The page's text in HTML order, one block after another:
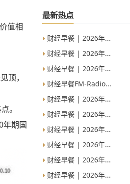
值相
顶，
。
年期国
最新热点
财经早餐 | 2026年...
财经早餐 | 2026年...
财经早餐 | 2026年...
财经早餐FM-Radio...
财经早餐 | 2026年...
财经早餐 | 2026年...
财经早餐 | 2026年...
财经早餐 | 2026年...
财经早餐 | 2026年...
财经早餐 | 2026年...